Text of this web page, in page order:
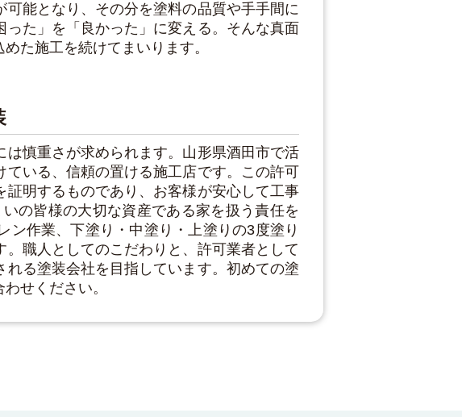
能となり、その分を塗料の品質や手手間に
た」を「良かった」に変える。そんな真面
た施工を続けてまいります。
慎重さが求められます。山形県酒田市で活
いる、信頼の置ける施工店です。この許可
明するものであり、お客様が安心して工事
の皆様の大切な資産である家を扱う責任を
ン作業、下塗り・中塗り・上塗りの3度塗り
職人としてのこだわりと、許可業者として
る塗装会社を目指しています。初めての塗
せください。